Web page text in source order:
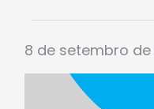
8 de setembro de